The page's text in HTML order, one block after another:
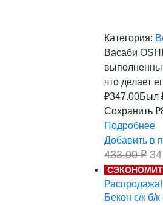
Категория:
Васаби
что делает
₽347.00Был
Сохранить
Подробнее
Добавить в
433,00₽
Распродажа!
Бекон с/к б/